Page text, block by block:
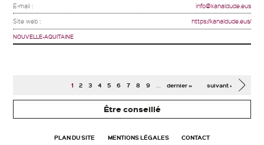
E-mail : info@kanaldude.eus
Site web : https://kanaldude.eus/
NOUVELLE-AQUITAINE
1 2 3 4 5 6 7 8 9 … suivant ›
dernier »
Être conseillé
PLAN DU SITE MENTIONS LÉGALES CONTACT